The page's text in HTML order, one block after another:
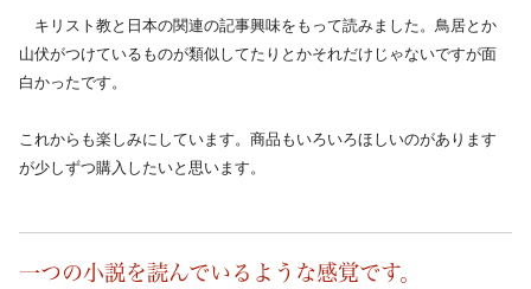
キリスト教と日本の関連の記事興味をもって読みました。鳥居とか
山伏がつけているものが類似してたりとかそれだけじゃないですが面
白かったです。
これからも楽しみにしています。商品もいろいろほしいのがあります
が少しずつ購入したいと思います。
一つの小説を読んでいるような感覚です。